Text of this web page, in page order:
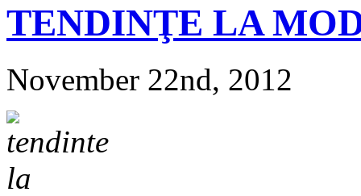
TENDINŢE LA
November 22nd, 2012